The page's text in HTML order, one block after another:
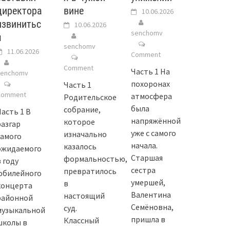
11.06.2026
1 В
году
в
вине
10.06.2026
senchomv
Comment
Часть 1
Родительское
собрание,
которое
изначально
казалось
формальностью,
превратилось
в
настоящий
суд.
Классный
10.06.2026
senchomv
Comment
Часть 1 На
похоронах
атмосфера
была
напряжённой
уже с самого
начала.
Старшая
сестра
умершей,
Валентина
Семёновна,
пришла в